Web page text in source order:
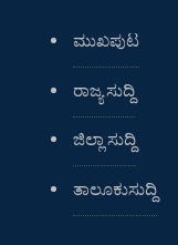
ಮುಖಪುಟ
ರಾಜ್ಯ ಸುದ್ದಿ
ಜಿಲ್ಲಾ ಸುದ್ದಿ
ತಾಲೂಕುಸುದ್ದಿ